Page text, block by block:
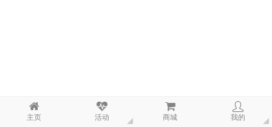
主页 活动 商城 我的